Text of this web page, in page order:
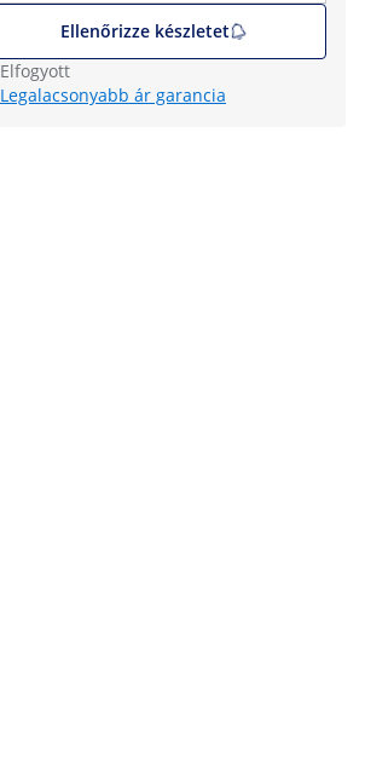
Ellenőrizze készletet
Elfogyott
Legalacsonyabb ár garancia